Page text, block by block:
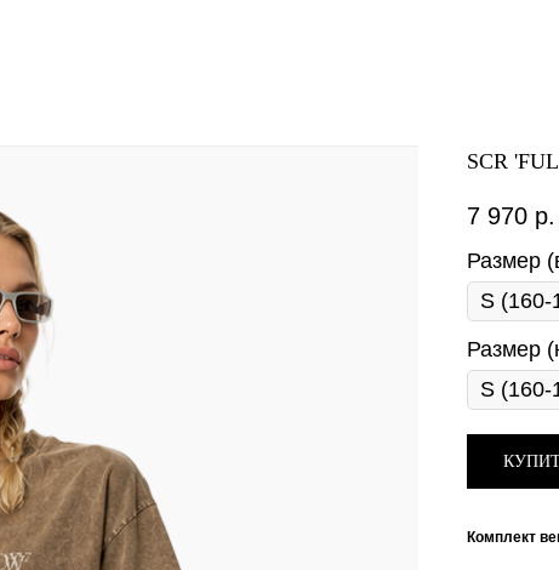
SCR
7 970 р.
Размер
Размер
Комплект